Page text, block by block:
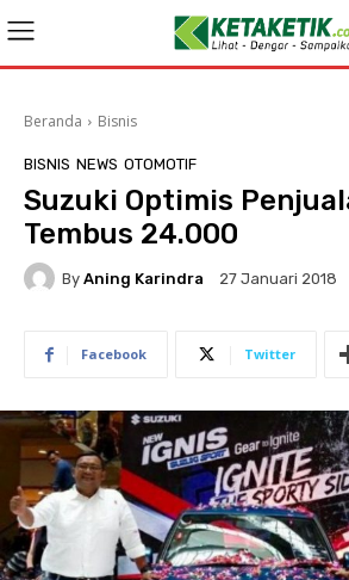
Beranda Bisnis
BISNIS NEWS OTOMOTIF
Suzuki Optimis
Tembus 24.000
By Aning Karindra 27 Januari 2018
Facebook Twitter